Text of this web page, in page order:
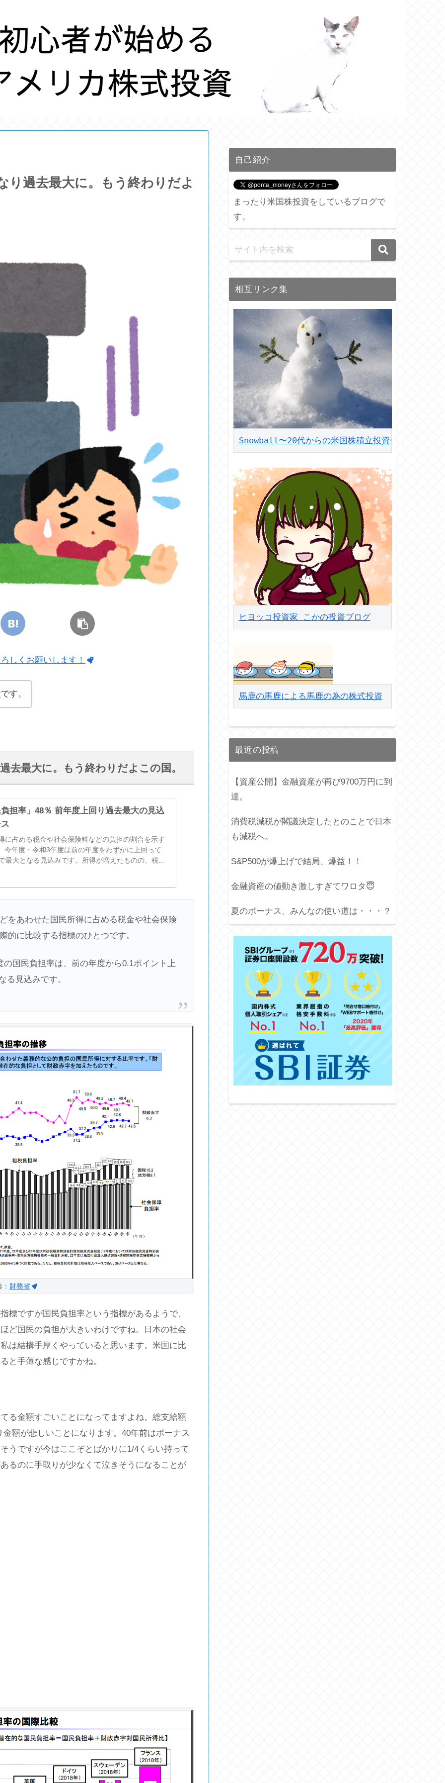
り過去最大に。もう終わりだよ
しくお願いします！
す。
去最大に。もう終わりだよこの国。
担率」48％ 前年度上回り過去最大の見込
に占める税金や社会保険料などの負担の割合を示す
今年度・令和3年度は前の年度をわずかに上回って
最大となる見込みです。所得が増えたものの、税金
をあわせた国民所得に占める税金や社会保険
的に比較する指標のひとつです。
国民負担率は、前の年度から0.1ポイント上
る見込みです。
財務省
標ですが国民負担率という指標があるようで、
ど国民の負担が大きいわけですね。日本の社会
は結構手厚くやっていると思います。米国に比
と手薄な感じですかね。
る金額すごいことになってますよね。総支給額
額が悲しいことになります。40年前はボーナス
うですが今はここぞとばかりに1/4くらい持って
るのに手取りが少なくて泣きそうになることが
自己紹介
まったり米国株投資をしているブログで
す。
相互リンク集
Snowball〜20代からの米国株積立投資〜
ヒヨッコ投資家 こかの投資ブログ
馬鹿の馬鹿による馬鹿の為の株式投資
最近の投稿
【資産公開】金融資産が再び9700万円に到
達。
消費税減税が閣議決定したとのことで日本
も減税へ。
S&P500が爆上げで結局、爆益！！
金融資産の値動き激しすぎてワロタ😇
夏のボーナス、みんなの使い道は・・・？